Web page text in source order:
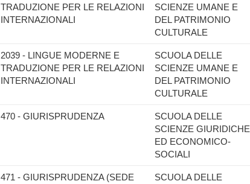
TRADUZIONE PER LE RELAZIONI
INTERNAZIONALI
SCIENZE UMANE E
DEL PATRIMONIO
CULTURALE
2039 - LINGUE MODERNE E
TRADUZIONE PER LE RELAZIONI
INTERNAZIONALI
SCUOLA DELLE
SCIENZE UMANE E
DEL PATRIMONIO
CULTURALE
470 - GIURISPRUDENZA
SCUOLA DELLE
SCIENZE GIURIDICHE
ED ECONOMICO-
SOCIALI
471 - GIURISPRUDENZA (SEDE
SCUOLA DELLE